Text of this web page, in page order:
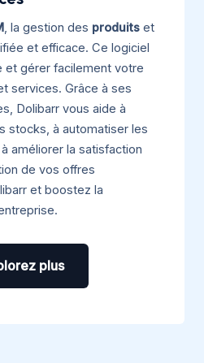
, la gestion des produits et
et efficace. Ce logiciel
et gérer facilement votre
services. Grâce à ses
Dolibarr vous aide à
stocks, à automatiser les
améliorer la satisfaction
de vos offres
et boostez la
plus